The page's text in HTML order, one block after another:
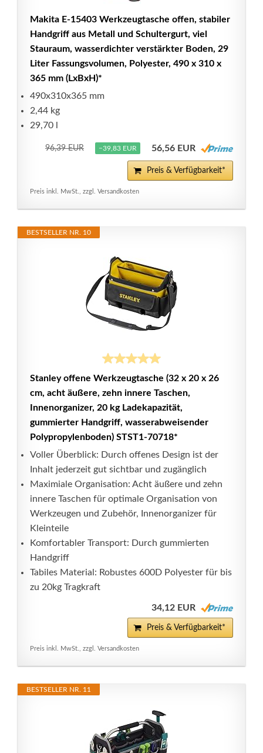
Makita E-15403 Werkzeugtasche offen, stabiler
Handgriff aus Metall und Schultergurt, viel
Stauraum, wasserdichter verstärkter Boden, 29
Liter Fassungsvolumen, Polyester, 490 x 310 x
365 mm (LxBxH)*
490x310x365 mm
2,44 kg
29,70 l
96,39 EUR −39,83 EUR 56,56 EUR
Preis & Verfügbarkeit*
Preis inkl. MwSt., zzgl. Versandkosten
BESTSELLER NR. 10
Stanley offene Werkzeugtasche (32 x 20 x 26
cm, acht äußere, zehn innere Taschen,
Innenorganizer, 20 kg Ladekapazität,
gummierter Handgriff, wasserabweisender
Polypropylenboden) STST1-70718*
Voller Überblick: Durch offenes Design ist der
Inhalt jederzeit gut sichtbar und zugänglich
Maximiale Organisation: Acht äußere und zehn
innere Taschen für optimale Organisation von
Werkzeugen und Zubehör, Innenorganizer für
Kleinteile
Komfortabler Transport: Durch gummierten
Handgriff
Tabiles Material: Robustes 600D Polyester für bis
zu 20kg Tragkraft
34,12 EUR
Preis & Verfügbarkeit*
Preis inkl. MwSt., zzgl. Versandkosten
BESTSELLER NR. 11